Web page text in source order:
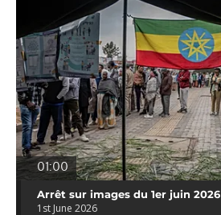
01:00
Arrêt sur images du 1er juin 2026
1st June 2026